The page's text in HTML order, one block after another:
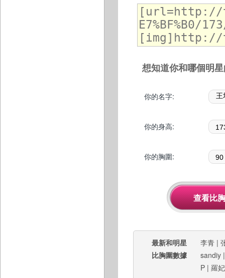
想知道你和哪個明
你的名字:
你的身高:
你的胸圍:
最新和明星
比胸圍數據
李青 |
sandiy
P | 羅